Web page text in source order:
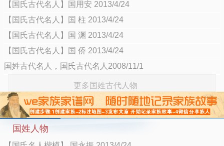
【国氏古代名人】国用安 2013/4/24
【国氏古代名人】国 柱 2013/4/24
【国氏古代名人】国 渊 2013/4/24
【国氏古代名人】国 侨 2013/4/24
国姓古代名人，国氏古代名人2008/11/1
更多国姓古代人物
国姓人物